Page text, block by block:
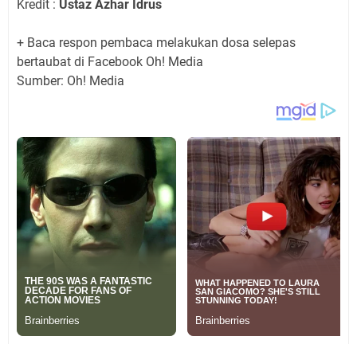
Kredit : Ustaz Azhar Idrus
+ Baca respon pembaca melakukan dosa selepas
bertaubat di Facebook Oh! Media
Sumber: Oh! Media